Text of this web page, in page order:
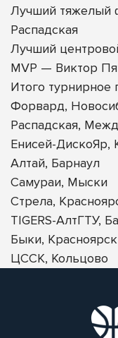
Лучший тяжелый
Распадская
Лучший
MVP — Виктор
Итого
Форвард,
Распадская,
Енисей-ДискоЯр,
Алтай, Барнаул
Самураи, Мыски
Стрела,
TIGERS-АлтГТУ,
Быки, Красноярск
ЦССК, Кольцово